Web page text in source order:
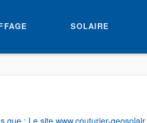
SOLAIRE
: Le site www.couturier-